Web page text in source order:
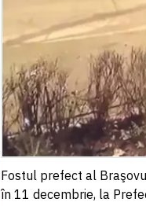
Fostul prefect al
în 11 decembrie, la